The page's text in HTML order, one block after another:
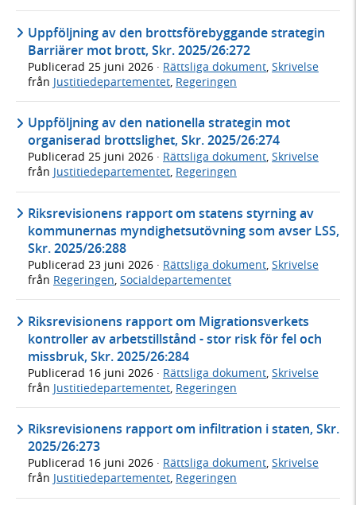
Uppföljning av den brottsförebyggande strategin
Barriärer mot brott, Skr. 2025/26:272
Publicerad 25 juni 2026 · Rättsliga dokument Skrivelse
från Justitiedepartementet Regeringen
Uppföljning av den nationella strategin mot
organiserad brottslighet, Skr. 2025/26:274
Publicerad 25 juni 2026 · Rättsliga dokument, Skrivelse
från Justitiedepartementet, Regeringen
Riksrevisionens rapport om statens styrning av
kommunernas myndighetsutövning som avser LSS,
Skr. 2025/26:288
Publicerad 23 juni 2026 · Rättsliga dokument, Skrivelse
från Regeringen, Socialdepartementet
Riksrevisionens rapport om Migrationsverkets
kontroller av arbetstillstånd - stor risk för fel och
missbruk, Skr. 2025/26:284
Publicerad 16 juni 2026 · Rättsliga dokument Skrivelse
från Justitiedepartementet Regeringen
Riksrevisionens rapport om infiltration i staten, Skr.
2025/26:273
Publicerad 16 juni 2026 · Rättsliga dokument, Skrivelse
från Justitiedepartementet, Regeringen